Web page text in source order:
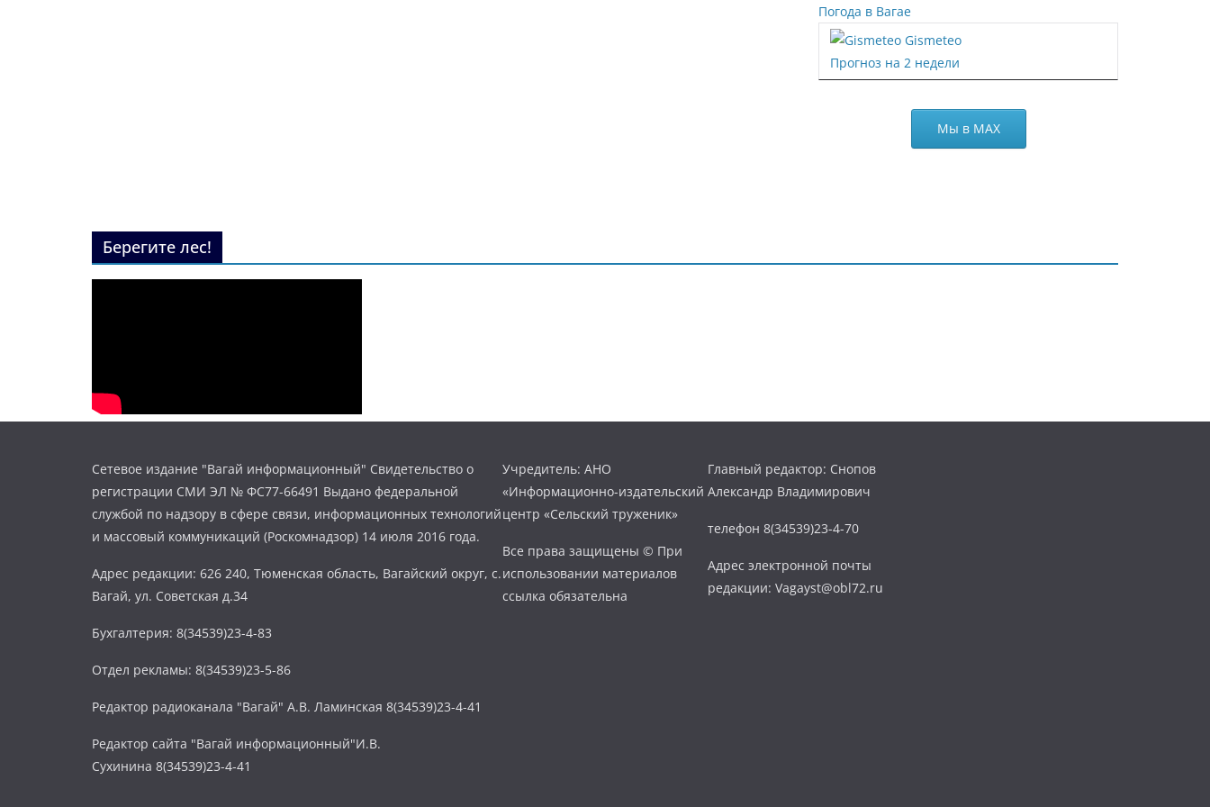
Погода в Вагае
Gismeteo
Прогноз на 2 недели
Мы в МАХ
Берегите лес!
Сетевое издание "Вагай информационный" Свидетельство о
регистрации СМИ ЭЛ № ФС77-66491 Выдано федеральной
службой по надзору в сфере связи, информационных технологий
и массовый коммуникаций (Роскомнадзор) 14 июля 2016 года.
Адрес редакции: 626 240, Тюменская область, Вагайский округ, с.
Вагай, ул. Советская д.34
Бухгалтерия: 8(34539)23-4-83
Отдел рекламы: 8(34539)23-5-86
Редактор радиоканала "Вагай" А.В. Ламинская 8(34539)23-4-41
Редактор сайта "Вагай информационный"И.В.
Сухинина 8(34539)23-4-41
Учредитель: АНО
«Информационно-издательский
центр «Сельский труженик»
Все права защищены © При
использовании материалов
ссылка обязательна
Главный редактор: Снопов
Александр Владимирович
телефон 8(34539)23-4-70
Адрес электронной почты
редакции: Vagayst@obl72.ru